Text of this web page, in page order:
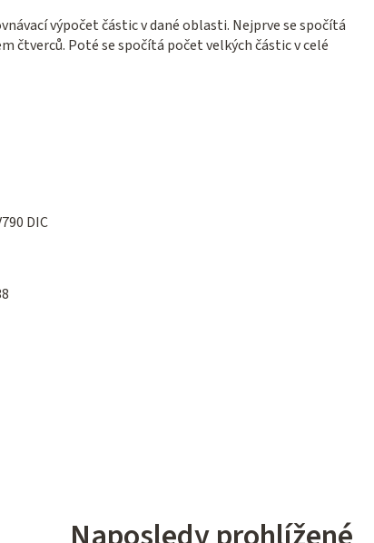
výpočet částic v dané oblasti. Nejprve se spočítá
čtverců. Poté se spočítá počet velkých částic v celé
DIC